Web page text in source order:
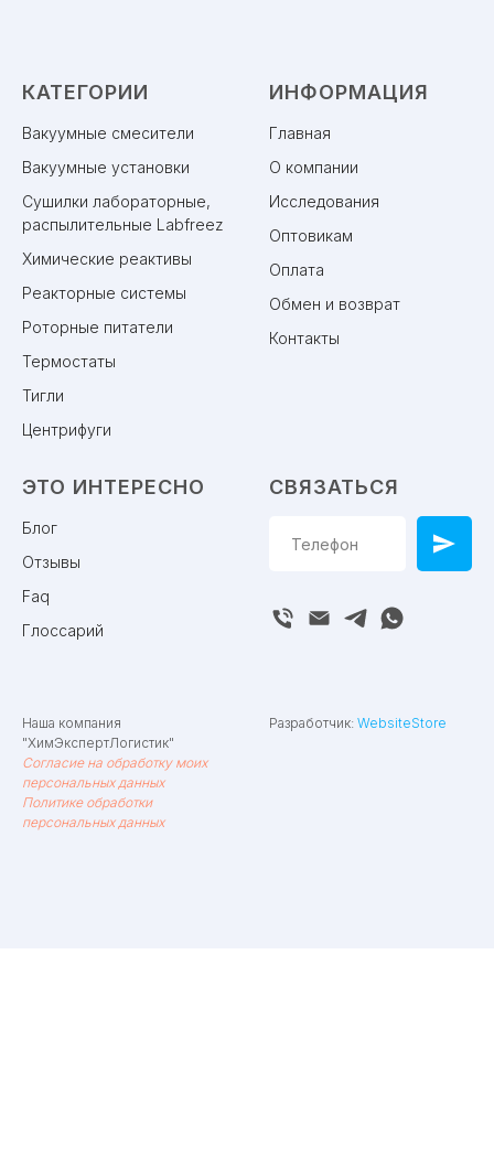
КАТЕГОРИИ
Вакуумные смесители
Вакуумные установки
Сушилки лабораторные,
распылительные Labfreez
Химические реактивы
Реакторные системы
Роторные питатели
Термостаты
Тигли
Центрифуги
ИНФОРМАЦИЯ
Главная
О компании
Исследования
Оптовикам
Оплата
Обмен и возврат
Контакты
ЭТО ИНТЕРЕСНО
Блог
Отзывы
Faq
Глоссарий
СВЯЗАТЬСЯ
Наша компания
"ХимЭкспертЛогистик"
Согласие на обработку моих
персональных данных
Политике обработки
персональных данных
Разработчик: WebsiteStore